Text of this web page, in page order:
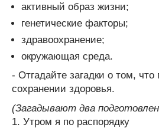
активный образ жизни;
генетические факторы;
здравоохранение;
окружающая среда.
- Отгадайте загадки о том, что
сохранении здоровья.
(Загадывают два
1. Утром я по распорядку